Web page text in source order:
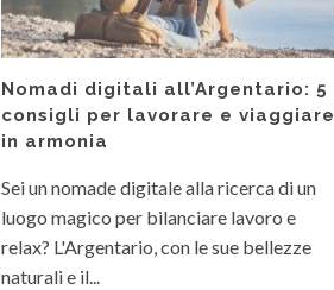
Nomadi digitali all’Argentario: 5
consigli per lavorare e viaggiare
in armonia
Sei un nomade digitale alla ricerca di un
luogo magico per bilanciare lavoro e
relax? L'Argentario, con le sue bellezze
naturali e il...